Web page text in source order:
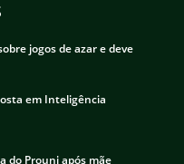
jogos de azar e deve
em Inteligência
do Prouni após mãe